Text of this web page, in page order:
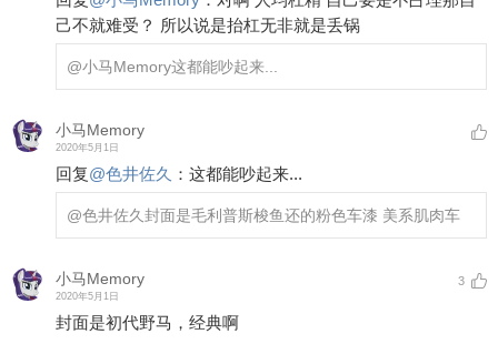
己不就难受？ 所以说是抬杠无非就是丢锅
@小马Memory这都能吵起来...
小马Memory
2020年5月1日
回复@色井佐久 ： 这都能吵起来...
@色井佐久 封面是毛利普斯梭鱼还的粉色车漆 美系肌肉车
小马Memory
2020年5月1日
3
封面是初代野马，经典啊